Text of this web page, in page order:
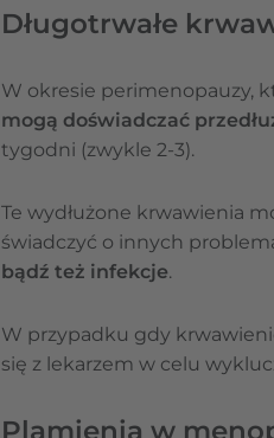
Długotrwałe
W okresie perimenopauzy,
mogą doświadczać
tygodni (zwykle 2-3).
Te wydłużone krwawienia
świadczyć o innych
bądź też infekcje.
W przypadku gdy
się z lekarzem w celu
Plamienia w